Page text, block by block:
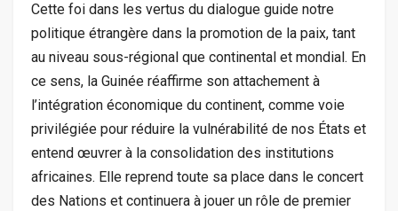
Cette foi dans les vertus du dialogue guide notre
politique étrangère dans la promotion de la paix, tant
au niveau sous-régional que continental et mondial. En
ce sens, la Guinée réaffirme son attachement à
l’intégration économique du continent, comme voie
privilégiée pour réduire la vulnérabilité de nos États et
entend œuvrer à la consolidation des institutions
africaines. Elle reprend toute sa place dans le concert
des Nations et continuera à jouer un rôle de premier